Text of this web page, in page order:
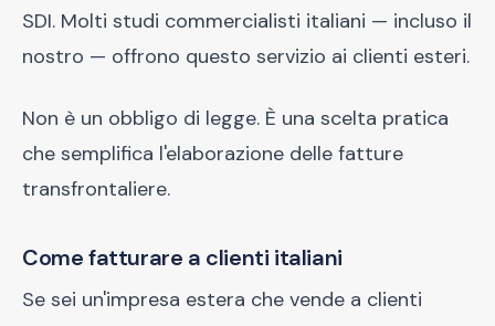
SDI. Molti studi commercialisti italiani — incluso il
nostro — offrono questo servizio ai clienti esteri.
Non è un obbligo di legge. È una scelta pratica
che semplifica l'elaborazione delle fatture
transfrontaliere.
Come fatturare a clienti italiani
Se sei un'impresa estera che vende a clienti